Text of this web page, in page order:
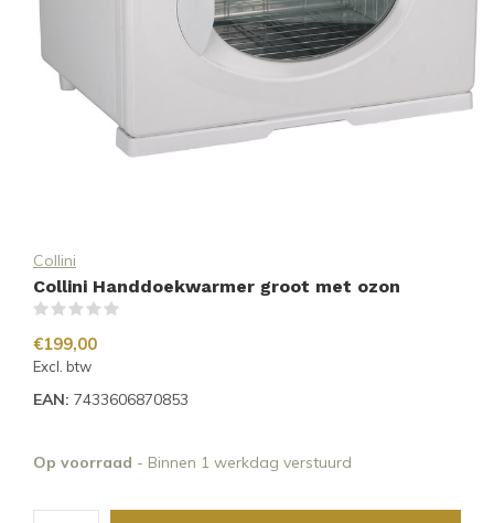
Collini
Collini Handdoekwarmer groot met ozon
€199,00
Excl. btw
EAN: 7433606870853
Op voorraad - Binnen 1 werkdag verstuurd